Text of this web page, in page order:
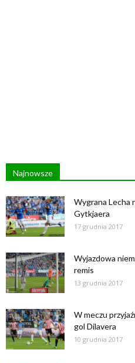
Najnowsze
Wygrana Lecha
Gytkjaera
17 grudnia 2017
Wyjazdowa
remis
13 grudnia 2017
W meczu
gol Dilavera
10 grudnia 2017